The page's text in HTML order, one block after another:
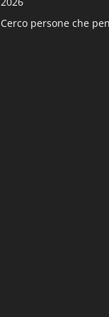
Cerco persone che